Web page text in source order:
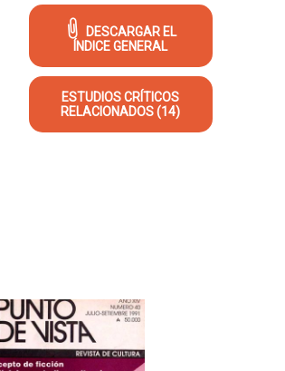
DESCARGAR EL
ÍNDICE GENERAL
ESTUDIOS CRÍTICOS
RELACIONADOS (14)